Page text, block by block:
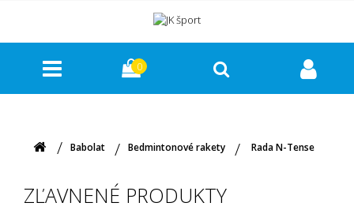
0
Babolat Bedmintonové rakety Rada N-Tense
ZĽAVNENÉ PRODUKTY